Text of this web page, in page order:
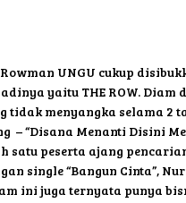
UNGU cukup
yaitu THE ROW. Diam
tidak menyangka selama
– “Disana Menanti Disini
peserta ajang
single “Bangun Cinta”,
ini juga ternyata punya